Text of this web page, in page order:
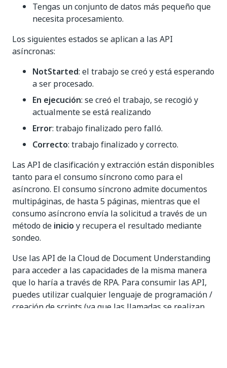
Tengas un conjunto de datos más pequeño que
necesita procesamiento.
Los siguientes estados se aplican a las API
asíncronas:
NotStarted: el trabajo se creó y está esperando
a ser procesado.
En ejecución: se creó el trabajo, se recogió y
actualmente se está realizando
Error: trabajo finalizado pero falló.
Correcto: trabajo finalizado y correcto.
Las API de clasificación y extracción están disponibles
tanto para el consumo síncrono como para el
asíncrono. El consumo síncrono admite documentos
multipáginas, de hasta 5 páginas, mientras que el
consumo asíncrono envía la solicitud a través de un
método de inicio y recupera el resultado mediante
sondeo.
Use las API de la Cloud de Document Understanding
para acceder a las capacidades de la misma manera
que lo haría a través de RPA. Para consumir las API,
puedes utilizar cualquier lenguaje de programación /
creación de scripts (ya que las llamadas se realizan